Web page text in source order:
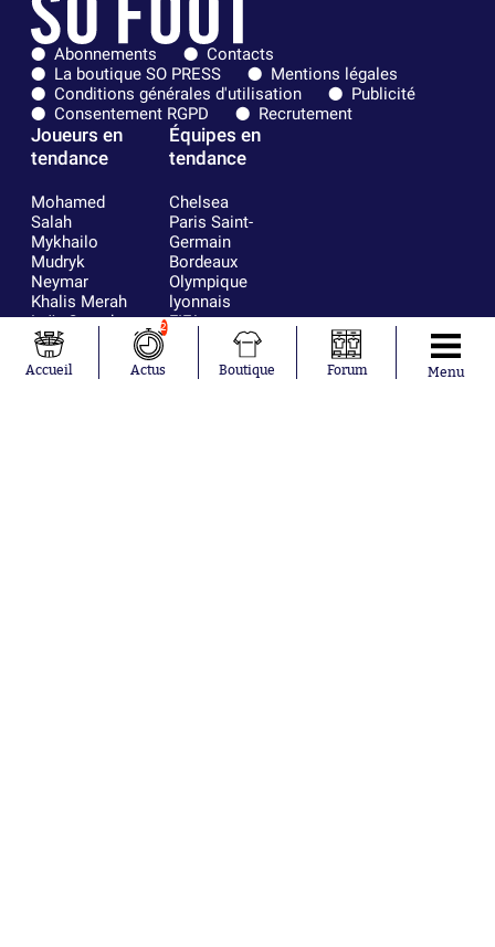
Abonnements
Contacts
La boutique SO PRESS
Mentions légales
Conditions générales d'utilisation
Publicité
Consentement RGPD
Recrutement
Joueurs en
tendance
Mohamed
Salah
Mykhailo
Mudryk
Neymar
Khalis Merah
Loïs Openda
Moussa
Niakhaté
Équipes en
tendance
Chelsea
Paris Saint-
Germain
Bordeaux
Olympique
lyonnais
FIFA
Real Madrid
RC Strasbourg
AC Milan
Accueil
2
Actus Boutique Forum Menu